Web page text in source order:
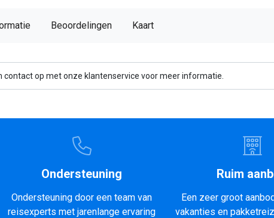
Beoordelingen Kaart
contact op met onze klantenservice voor meer informatie.
Ondersteuning
Ondersteuning door een team van
reisexperts met jarenlange ervaring
Ruim
Een zeer groot
vakanties en